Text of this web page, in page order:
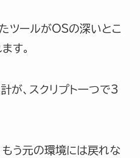
ツールがOSの深いとこ
す。
が、スクリプト一つで3
もう元の環境には戻れな